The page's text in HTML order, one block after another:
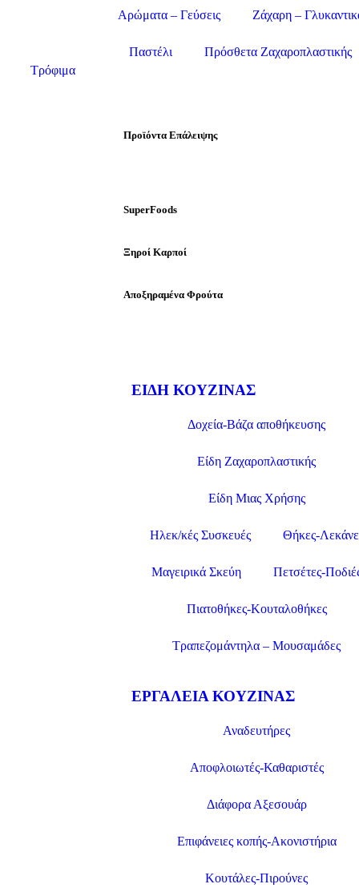
Τρόφιμα
Αρώματα – Γεύσεις Ζάχαρη –
Παστέλι Πρόσθετα Ζαχαροπλαστικής
Προϊόντα Επάλειψης
SuperFoods
Ξηροί Καρποί
Αποξηραμένα Φρούτα
ΕΊΔΗ ΚΟΥΖΊΝΑΣ
Δοχεία-Βάζα αποθήκευσης
Είδη Ζαχαροπλαστικής
Είδη Μιας Χρήσης
Ηλεκ/κές Συσκευές Θήκες-
Μαγειρικά Σκεύη Πετσέτες-
Πιατοθήκες-Κουταλοθήκες
Τραπεζομάντηλα – Μουσαμάδες
ΕΡΓΑΛΕΊΑ ΚΟΥΖΊΝΑΣ
Αναδευτήρες
Αποφλοιωτές-Καθαριστές
Διάφορα Αξεσουάρ
Επιφάνειες κοπής-Ακονιστήρια
Κουτάλες-Πιρούνες